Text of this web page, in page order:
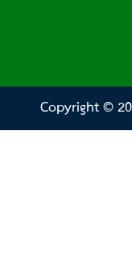
Copyright ©